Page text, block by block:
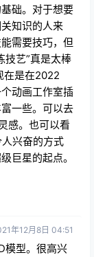
础。对于想要
知识的人来
需要技巧，但
技艺”真是太棒
在是在2022
动画工作室插
一些。可以去
感。也可以看
兴奋的方式
巨星的起点。
年12月8日 04:51
模型。很高兴